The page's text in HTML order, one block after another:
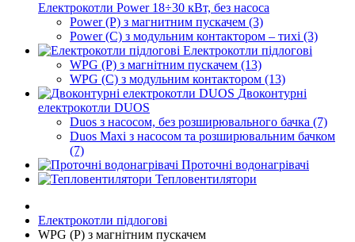
Електрокотли Power 18÷30 кВт, без насоса
Power (P) з магнитним пускачем (3)
Power (C) з модульним контактором – тихі (3)
Електрокотли підлогові
WPG (P) з магнітним пускачем (13)
WPG (C) з модульним контактором (13)
Двоконтурні
електрокотли DUOS
Duos з насосом, без розширювального бачка (7)
Duos Maxi з насосом та розширювальним бачком
(7)
Проточні водонагрівачі
Тепловентилятори
Електрокотли підлогові
WPG (P) з магнітним пускачем